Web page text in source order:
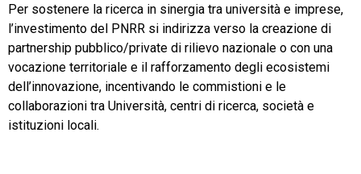
Per sostenere la ricerca in sinergia tra università e imprese,
l’investimento del PNRR si indirizza verso la creazione di
partnership pubblico/private di rilievo nazionale o con una
vocazione territoriale e il rafforzamento degli ecosistemi
dell’innovazione, incentivando le commistioni e le
collaborazioni tra Università, centri di ricerca, società e
istituzioni locali.